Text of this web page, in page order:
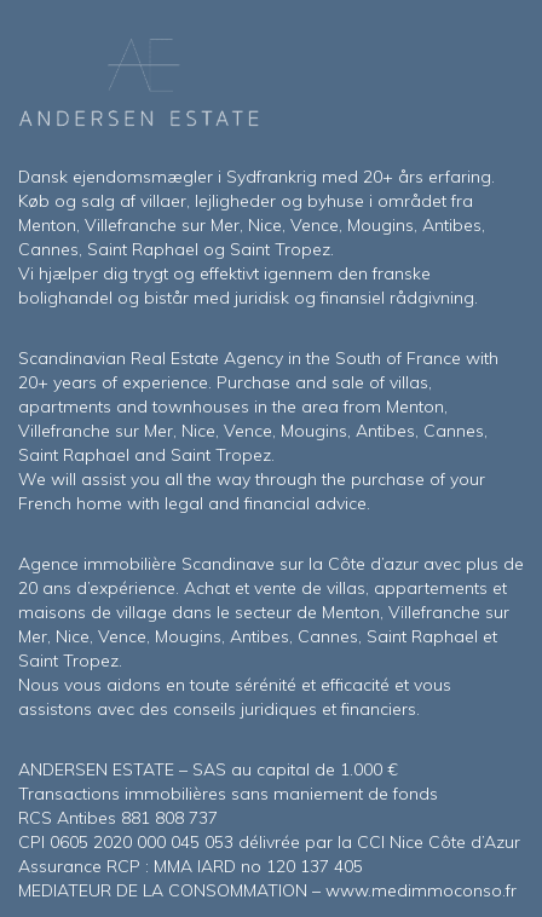
Dansk ejendomsmægler i Sydfrankrig med 20+ års erfaring.
Køb og salg af villaer, lejligheder og byhuse i området fra
Menton, Villefranche sur Mer, Nice, Vence, Mougins, Antibes,
Cannes, Saint Raphael og Saint Tropez.
Vi hjælper dig trygt og effektivt igennem den franske
bolighandel og bistår med juridisk og finansiel rådgivning.
Scandinavian Real Estate Agency in the South of France with
20+ years of experience. Purchase and sale of villas,
apartments and townhouses in the area from Menton,
Villefranche sur Mer, Nice, Vence, Mougins, Antibes, Cannes,
Saint Raphael and Saint Tropez.
We will assist you all the way through the purchase of your
French home with legal and financial advice.
Agence immobilière Scandinave sur la Côte d’azur avec plus de
20 ans d’expérience. Achat et vente de villas, appartements et
maisons de village dans le secteur de Menton, Villefranche sur
Mer, Nice, Vence, Mougins, Antibes, Cannes, Saint Raphael et
Saint Tropez.
Nous vous aidons en toute sérénité et efficacité et vous
assistons avec des conseils juridiques et financiers.
ANDERSEN ESTATE – SAS au capital de 1.000 €
Transactions immobilières sans maniement de fonds
RCS Antibes 881 808 737
CPI 0605 2020 000 045 053 délivrée par la CCI Nice Côte d’Azur
Assurance RCP : MMA IARD no 120 137 405
MEDIATEUR DE LA CONSOMMATION – www.medimmoconso.fr